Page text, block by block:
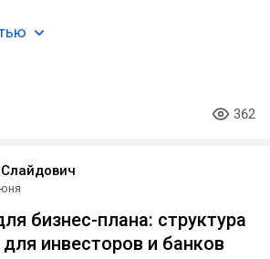
362
бизнес-плана: структура
инвесторов и банков